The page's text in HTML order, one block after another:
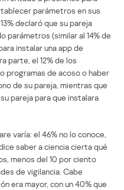
parámetros en sus
declaró que su pareja
parámetros (similar al 14% de
instalar una app de
parte, el 12% de los
programas de acoso o haber
de su pareja, mientras que
pareja para que instalara
varía: el 46% no lo conoce,
saber a ciencia cierta qué
menos del 10 por ciento
de vigilancia. Cabe
era mayor, con un 40% que